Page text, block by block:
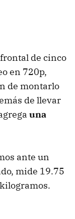
de cinco
en 720p,
de montarlo
de llevar
una
ante un
mide 19.75